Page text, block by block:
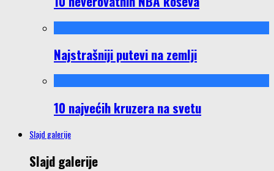
Najstrašniji putevi na zemlji
10 najvećih kruzera na svetu
Slajd galerije
Slajd galerije